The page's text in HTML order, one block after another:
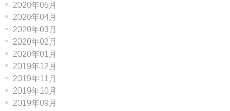
2020年05月
2020年04月
2020年03月
2020年02月
2020年01月
2019年12月
2019年11月
2019年10月
2019年09月